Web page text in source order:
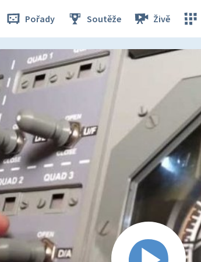
Pořady Soutěže Živě